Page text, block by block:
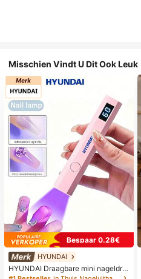
Misschien Vindt U Dit Ook Leuk
Bespaar 0.28€
HYUNDAI
HYUNDAI Draagbare mini nageldro
ger, oplaadbare handlamp UV/LED